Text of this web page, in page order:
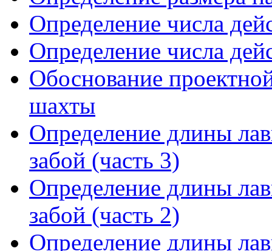
Определение числа
Определение числа
Обоснование
шахты
Определение длины
забой (часть 3)
Определение длины
забой (часть 2)
Определение длины